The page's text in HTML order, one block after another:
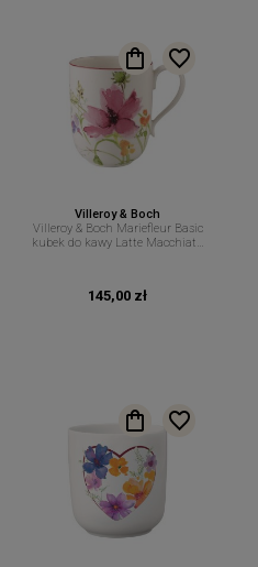
Villeroy & Boch
Villeroy & Boch Mariefleur Basic
kubek do kawy Latte Macchiato
145,00 zł